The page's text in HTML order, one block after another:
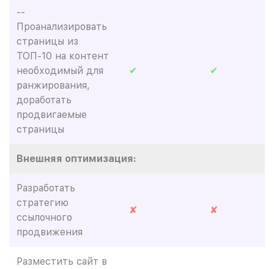
--
Проанализировать
страницы из
ТОП-10 на контент
необходимый для
ранжирования,
доработать
продвигаемые
страницы
✔ ✔
Внешняя оптимизация:
Разработать
стратегию
ссылочного
продвижения
✘ ✘
Разместить сайт в